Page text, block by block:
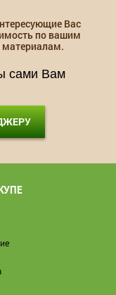
Вас
по вашим
материалам.
сами Вам